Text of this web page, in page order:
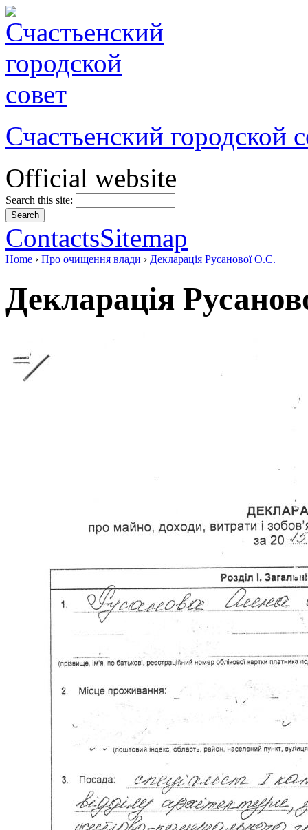
Счастьенский городской
Official website
Search this site:
ContactsSitemap
Home › Про очищення влади › Декларацiя Русанової О.С.
Декларацiя